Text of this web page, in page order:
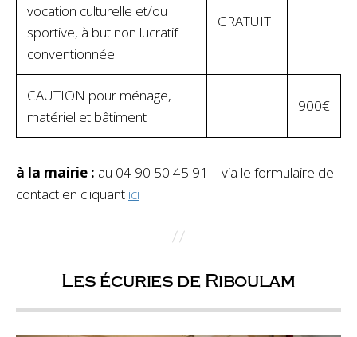
vocation culturelle et/ou
sportive, à but non lucratif
conventionnée
GRATUIT
CAUTION pour ménage,
matériel et bâtiment
900€
à la mairie : au 04 90 50 45 91 – via le formulaire de
contact en cliquant ici
Les écuries de Riboulam